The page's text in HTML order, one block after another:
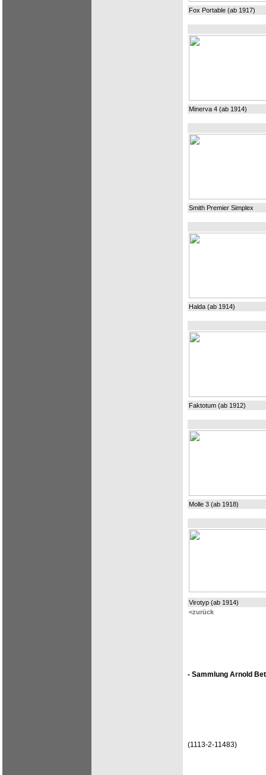
Fox Portable (ab 1917)
Minerva 4 (ab 1914)
Smith Premier Simplex
Halda (ab 1914)
Faktotum (ab 1912)
Molle 3 (ab 1918)
Virotyp (ab 1914)
<zurück
- Sammlung Arnold
(1113-2-11483)